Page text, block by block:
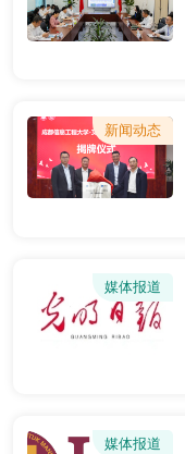
新闻动态
媒体报道
媒体报道